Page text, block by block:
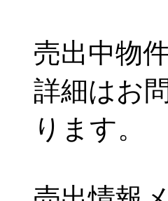
売出中物
詳細はお
ります。